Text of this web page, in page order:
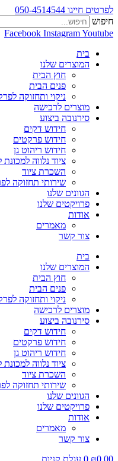
לפרטים חייגו 050-4514544
חיפוש
Facebook InstagramYoutube
בית
המוצרים שלנו
חוץ הבית
פנים הבית
ניקוי ותחזוקה
מוצרים לרכישה
סירנובה ביצוע
חידוש דקים
חידוש פרקטים
חידוש ריהוט גן
ציוד נלווה למכונת
השכרת ציוד
שירותי תחזוקה
הגוונים שלנו
פרויקטים שלנו
אודות
מאמרים
צור קשר
בית
המוצרים שלנו
חוץ הבית
פנים הבית
ניקוי ותחזוקה
מוצרים לרכישה
סירנובה ביצוע
חידוש דקים
חידוש פרקטים
חידוש ריהוט גן
ציוד נלווה למכונת
השכרת ציוד
שירותי תחזוקה
הגוונים שלנו
פרויקטים שלנו
אודות
מאמרים
צור קשר
₪0.00
0 עגלת קניות